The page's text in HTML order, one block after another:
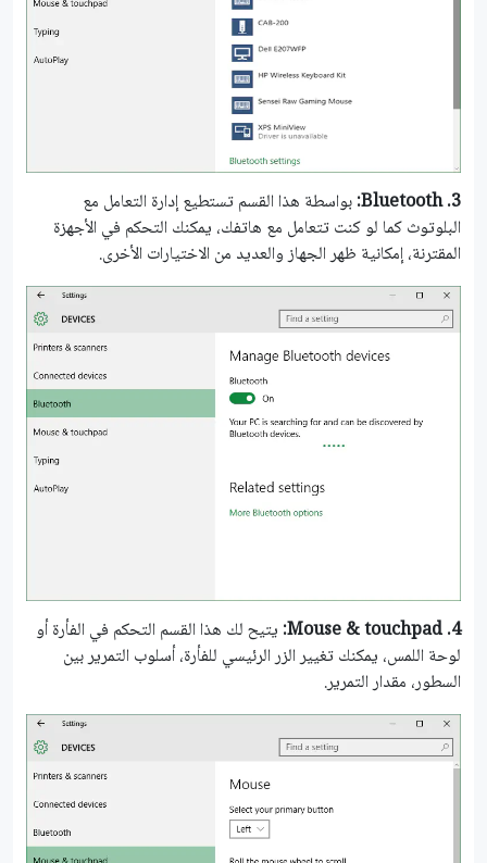
3.
Bluetooth: بواسطة هذا القسم تستطيع إدارة التعامل مع
البلوتوث كما لو كنت تتعامل مع هاتفك، يمكنك التحكم في الأجهزة
المقترنة، إمكانية ظهر الجهاز والعديد من الاختيارات الأخرى.
4.
Mouse & touchpad: يتيح لك هذا القسم التحكم في الفأرة أو
لوحة اللمس، يمكنك تغيير الزر الرئيسي للفأرة، أسلوب التمرير بين
السطور، مقدار التمرير.